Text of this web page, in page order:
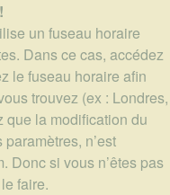
un fuseau horaire
Dans ce cas, accédez
le fuseau horaire afin
trouvez (ex : Londres,
que la modification du
n’est
Donc si vous n’êtes pas
faire.